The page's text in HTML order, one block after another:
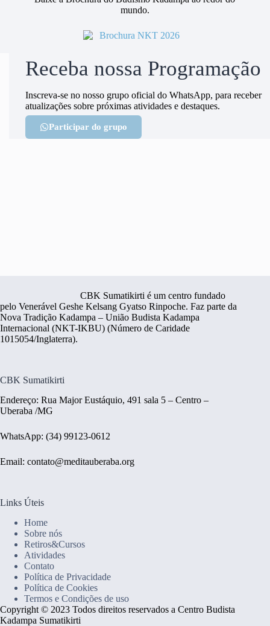
mundo.
Receba nossa Programação
Inscreva-se no nosso grupo oficial do WhatsApp, para receber
atualizações sobre próximas atividades e destaques.
Participar do grupo
CBK Sumatikirti é um centro fundado
pelo Venerável Geshe Kelsang Gyatso Rinpoche. Faz parte da
Nova Tradição Kadampa – União Budista Kadampa
Internacional (NKT-IKBU) (Número de Caridade
1015054/Inglaterra).
CBK Sumatikirti
Endereço: Rua Major Eustáquio, 491 sala 5 – Centro –
Uberaba /MG
WhatsApp: (34) 99123-0612
Email: contato@meditauberaba.org
Links Úteis
Home
Sobre nós
Retiros&Cursos
Atividades
Contato
Política de Privacidade
Política de Cookies
Termos e Condições de uso
Copyright © 2023 Todos direitos reservados a Centro Budista
Kadampa Sumatikirti